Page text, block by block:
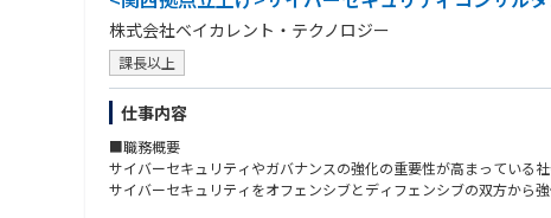
株式会社ベイカレント・テクノロジー
課長以上
仕事内容
■職務概要
サイバーセキュリティやガバナンスの強化の重要性が高まっている
サイバーセキュリティをオフェンシブとディフェンシブの双方から